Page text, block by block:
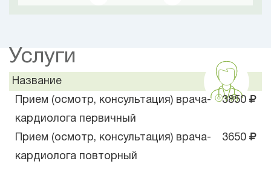
Услуги
Название
Прием (осмотр, консультация) врача-
кардиолога первичный
3850
Прием (осмотр, консультация) врача-
кардиолога повторный
3650